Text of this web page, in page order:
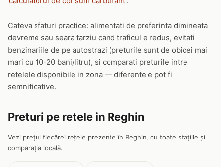
Cateva sfaturi practice: alimentati de preferinta dimineata
devreme sau seara tarziu cand traficul e redus, evitati
benzinariile de pe autostrazi (preturile sunt de obicei mai
mari cu 10-20 bani/litru), si comparati preturile intre
retelele disponibile in zona — diferentele pot fi
semnificative.
Preturi pe retele in Reghin
Vezi prețul fiecărei rețele prezente în Reghin, cu toate stațiile și
comparația locală.